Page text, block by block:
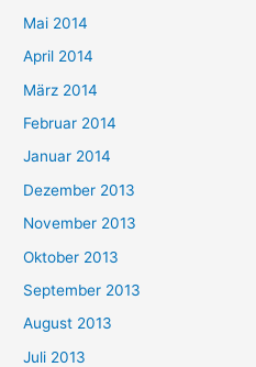
Mai 2014
April 2014
März 2014
Februar 2014
Januar 2014
Dezember 2013
November 2013
Oktober 2013
September 2013
August 2013
Juli 2013